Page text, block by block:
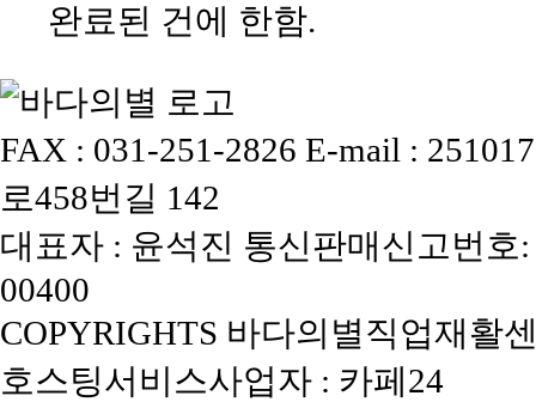
완료된 건에 한함.
FAX : 031-251-2826 E-mail :
로458번길 142
대표자 : 윤석진 통신판매신고번호
00400
COPYRIGHTS 바다의별직업재활
호스팅서비스사업자 : 카페24